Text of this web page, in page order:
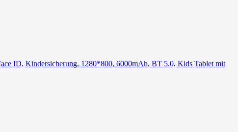
ID, Kindersicherung, 1280*800, 6000mAh, BT 5.0, Kids Tablet mit